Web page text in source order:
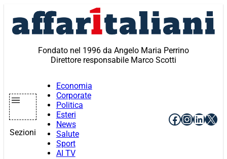
contenuto
Fondato nel 1996 da Angelo Maria Perrino
Direttore responsabile Marco Scotti
Sezioni
Economia
Corporate
Politica
Esteri
News
Salute
Sport
AI TV
Facebook
X